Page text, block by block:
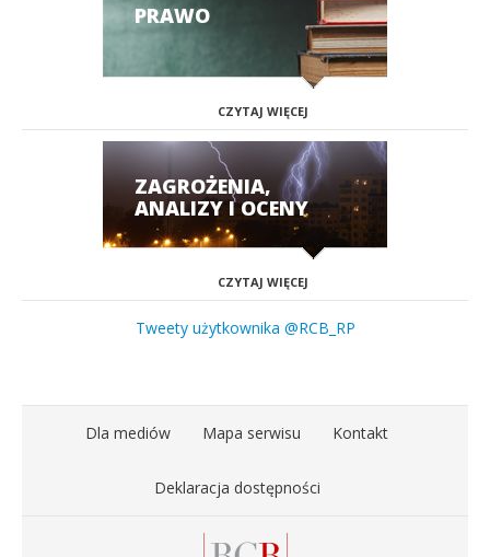
PRAWO
CZYTAJ WIĘCEJ
ZAGROŻENIA,
ANALIZY I OCENY
CZYTAJ WIĘCEJ
Tweety użytkownika @RCB_RP
Dla mediów Mapa serwisu Kontakt
Deklaracja dostępności